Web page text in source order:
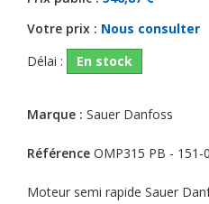
Votre prix : Nous consulter
Délai :
En stock
Marque : Sauer Danfoss
Référence OMP315 PB - 151-
Moteur semi rapide Sauer